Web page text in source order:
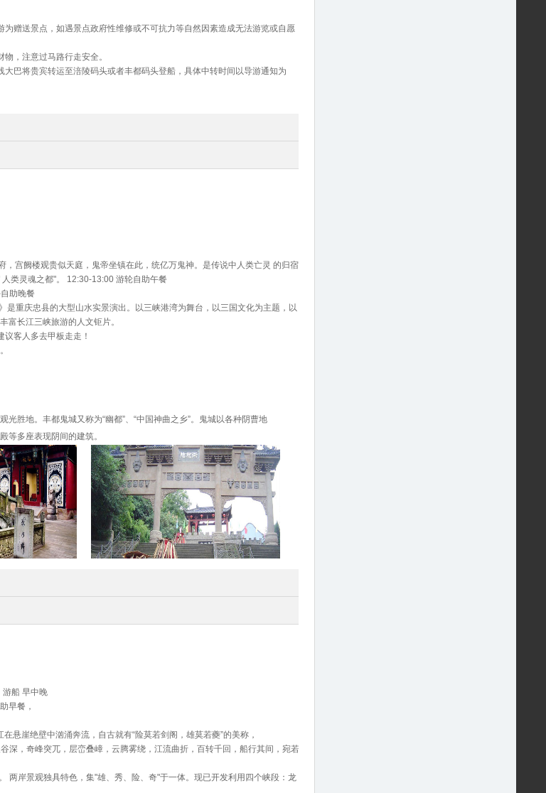
赠送景点，如遇景点政府性维修或不可抗力等自然因素造成无法游览或自愿
，注意过马路行走安全。
巴将贵宾转运至涪陵码头或者丰都码头登船，具体中转时间以导游通知为
宫阙楼观贵似天庭，鬼帝坐镇在此，统亿万鬼神。是传说中人类亡灵 的归宿
类灵魂之都"。 12:30-13:00 游轮自助午餐
助晚餐
重庆忠县的大型山水实景演出。以三峡港湾为舞台，以三国文化为主题，以
富长江三峡旅游的人文钜片。
客人多去甲板走走！
胜地。丰都鬼城又称为“幽都”、“中国神曲之乡”。鬼城以各种阴曹地
等多座表现阴间的建筑。
游船 早中晚
早餐，
悬崖绝壁中汹涌奔流，自古就有“险莫若剑阁，雄莫若夔”的美称，
，奇峰突兀，层峦叠嶂，云腾雾绕，江流曲折，百转千回，船行其间，宛若
两岸景观独具特色，集"雄、秀、险、奇"于一体。现已开发利用四个峡段：龙